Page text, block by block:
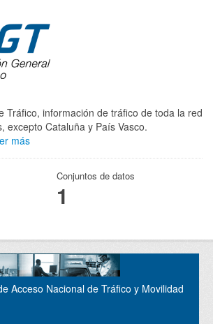
Tráfico, información de tráfico de toda la red
excepto Cataluña y País Vasco.
más
Conjuntos de datos
1
Acceso Nacional de Tráfico y Movilidad